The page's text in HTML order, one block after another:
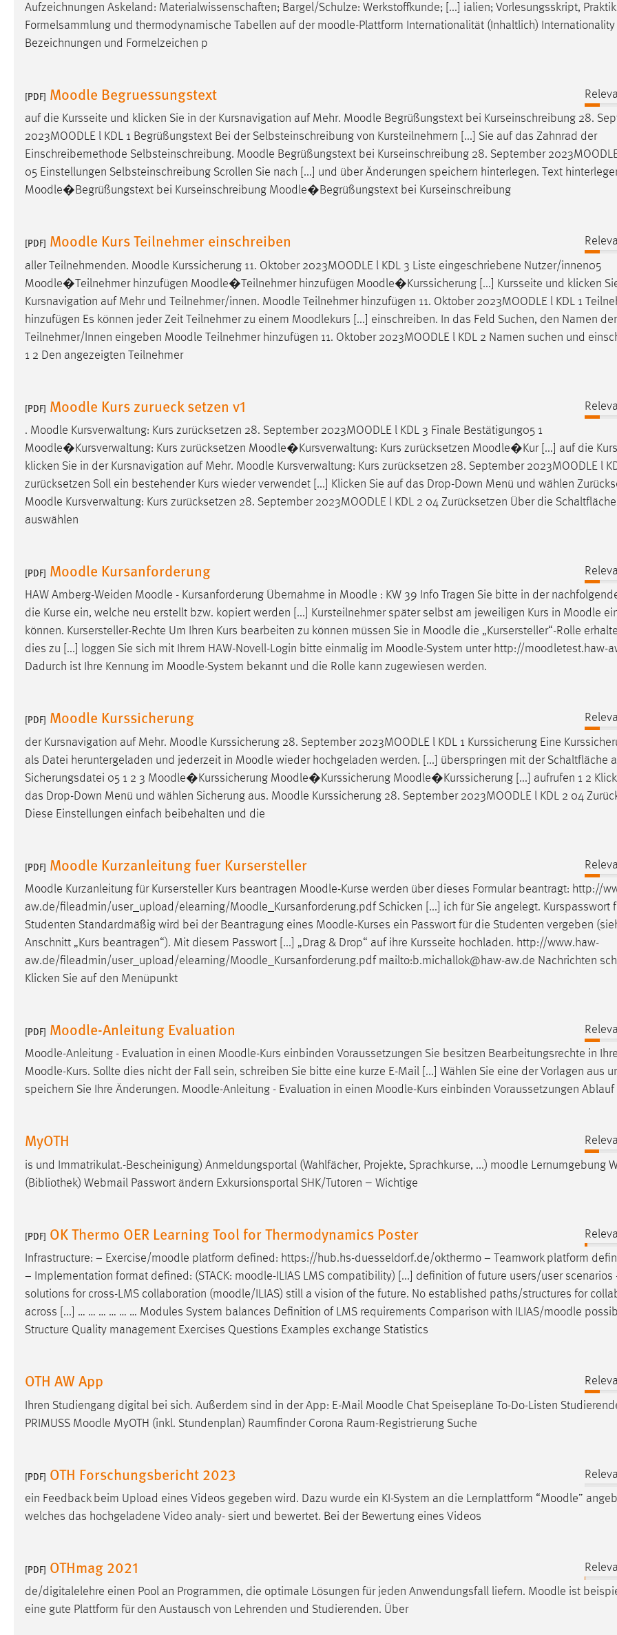
Aufzeichnungen Askeland: Materialwissenschaften; Bargel/Schulze: Werkstoffkunde; [...] ialien; Vorlesungsskript,
Formelsammlung und thermodynamische Tabellen auf der moodle-Plattform Internationalität (Inhaltlich) Internationality
Bezeichnungen und Formelzeichen p
[PDF] Moodle Begruessungstext
auf die Kursseite und klicken Sie in der Kursnavigation auf Mehr. Moodle Begrüßungstext bei Kurseinschreibung 28.
2023MOODLE l KDL 1 Begrüßungstext Bei der Selbsteinschreibung von Kursteilnehmern [...] Sie auf das Zahnrad der
Einschreibemethode Selbsteinschreibung. Moodle Begrüßungstext bei Kurseinschreibung 28. September 2023
05 Einstellungen Selbsteinschreibung Scrollen Sie nach [...] und über Änderungen speichern hinterlegen. Text
Moodle�Begrüßungstext bei Kurseinschreibung Moodle�Begrüßungstext bei Kurseinschreibung
[PDF] Moodle Kurs Teilnehmer einschreiben
aller Teilnehmenden. Moodle Kurssicherung 11. Oktober 2023MOODLE l KDL 3 Liste eingeschriebene Nutzer/innen05
Moodle�Teilnehmer hinzufügen Moodle�Teilnehmer hinzufügen Moodle�Kurssicherung [...] Kursseite und klicken
Kursnavigation auf Mehr und Teilnehmer/innen. Moodle Teilnehmer hinzufügen 11. Oktober 2023MOODLE l KDL 1
hinzufügen Es können jeder Zeit Teilnehmer zu einem Moodlekurs [...] einschreiben. In das Feld Suchen, den Namen der
Teilnehmer/Innen eingeben Moodle Teilnehmer hinzufügen 11. Oktober 2023MOODLE l KDL 2 Namen suchen und
1 2 Den angezeigten Teilnehmer
[PDF] Moodle Kurs zurueck setzen v1
. Moodle Kursverwaltung: Kurs zurücksetzen 28. September 2023MOODLE l KDL 3 Finale Bestätigung05 1
Moodle�Kursverwaltung: Kurs zurücksetzen Moodle�Kursverwaltung: Kurs zurücksetzen Moodle�Kur [...] auf die
klicken Sie in der Kursnavigation auf Mehr. Moodle Kursverwaltung: Kurs zurücksetzen 28. September 2023MOODLE l
zurücksetzen Soll ein bestehender Kurs wieder verwendet [...] Klicken Sie auf das Drop-Down Menü und wählen
Moodle Kursverwaltung: Kurs zurücksetzen 28. September 2023MOODLE l KDL 2 04 Zurücksetzen Über die
auswählen
[PDF] Moodle Kursanforderung
HAW Amberg-Weiden Moodle - Kursanforderung Übernahme in Moodle : KW 39 Info Tragen Sie bitte in der
die Kurse ein, welche neu erstellt bzw. kopiert werden [...] Kursteilnehmer später selbst am jeweiligen Kurs in Moodle
können. Kursersteller-Rechte Um Ihren Kurs bearbeiten zu können müssen Sie in Moodle die „Kursersteller“-Rolle
dies zu [...] loggen Sie sich mit Ihrem HAW-Novell-Login bitte einmalig im Moodle-System unter http://moodletest.haw-
Dadurch ist Ihre Kennung im Moodle-System bekannt und die Rolle kann zugewiesen werden.
[PDF] Moodle Kurssicherung
der Kursnavigation auf Mehr. Moodle Kurssicherung 28. September 2023MOODLE l KDL 1 Kurssicherung Eine
als Datei heruntergeladen und jederzeit in Moodle wieder hochgeladen werden. [...] überspringen mit der Schaltfläche
Sicherungsdatei 05 1 2 3 Moodle�Kurssicherung Moodle�Kurssicherung Moodle�Kurssicherung [...] aufrufen 1 2
das Drop-Down Menü und wählen Sicherung aus. Moodle Kurssicherung 28. September 2023MOODLE l KDL 2 04
Diese Einstellungen einfach beibehalten und die
[PDF] Moodle Kurzanleitung fuer Kursersteller
Moodle Kurzanleitung für Kursersteller Kurs beantragen Moodle-Kurse werden über dieses Formular beantragt: http://
aw.de/fileadmin/user_upload/elearning/Moodle _Kursanforderung.pdf Schicken [...] ich für Sie angelegt. Kurspasswort
Studenten Standardmäßig wird bei der Beantragung eines Moodle-Kurses ein Passwort für die Studenten vergeben
Anschnitt „Kurs beantragen“). Mit diesem Passwort [...] „Drag & Drop“ auf ihre Kursseite hochladen. http://www.haw-
aw.de/fileadmin/user_upload/elearning/Moodle _Kursanforderung.pdf mailto:b.michallok@haw-aw.de Nachrichten
Klicken Sie auf den Menüpunkt
[PDF] Moodle-Anleitung Evaluation
Moodle-Anleitung - Evaluation in einen Moodle-Kurs einbinden Voraussetzungen Sie besitzen Bearbeitungsrechte in
Moodle-Kurs. Sollte dies nicht der Fall sein, schreiben Sie bitte eine kurze E-Mail [...] Wählen Sie eine der Vorlagen aus
speichern Sie Ihre Änderungen. Moodle-Anleitung - Evaluation in einen Moodle-Kurs einbinden Voraussetzungen Ablauf
MyOTH
is und Im­mat­ri­kulat.-Bescheinigung) Anmeldungsportal (Wahlfächer, Projekte, Sprachkurse, ...) moodle Lernumgebung
(Bibliothek) Webmail Passwort ändern Exkursionsportal SHK/Tutoren – Wichtige
[PDF] OK Thermo OER Learning Tool for Thermodynamics Poster
Infrastructure: − Exercise/moodle platform defined: https://hub.hs-duesseldorf.de/okthermo − Teamwork platform
− Implementation format defined: (STACK: moodle-ILIAS LMS compatibility) [...] definition of future users/user scenarios
solutions for cross-LMS collaboration (moodle/ILIAS) still a vision of the future. No established paths/structures for
across [...] … … … … … … Modules System balances Definition of LMS requirements Comparison with ILIAS/moodle
Structure Quality management Exercises Questions Examples exchange Statistics
OTH AW App
Ihren Studiengang digital bei sich. Außerdem sind in der App: E-Mail Moodle Chat Speisepläne To-Do-Listen
PRIMUSS Moodle MyOTH (inkl. Stundenplan) Raumfinder Corona Raum-Registrierung Suche
[PDF] OTH Forschungsbericht 2023
ein Feedback beim Upload eines Videos gegeben wird. Dazu wurde ein KI-System an die Lernplattform “Moodle”
welches das hochgeladene Video analy- siert und bewertet. Bei der Bewertung eines Videos
[PDF] OTHmag 2021
de/digitalelehre einen Pool an Programmen, die optimale Lösungen für jeden Anwendungsfall liefern. Moodle ist
eine gute Plattform für den Austausch von Lehrenden und Studierenden. Über
Name:
MibewSessionID, MIBEW_UserID,
mibew_locale, mibew-chat-frame-style-
5e9dbeb1811c0446
style-5e9dbeb1811c0446 =
Sitzungslaufzeit, mibew_locale = 3
Jahre, MIBEW_UserID = 1 Jahr
Login
Zweck:
Dieser Cookie ist notwendig um sich an
der Website einloggen zu können.
Cookie Laufzeit: 24 Stunden
STATISTIK
Statistik Cookies erfassen Informationen anonym.
Matomo
Name:
Zweck: Zugriffsstatistik
Cookie Laufzeit: Max. 13 Monate
MARKETING
verwendet, um personalisierte Werbung anzuzeigen.
Sie tun dies, indem sie Besucher über Websites
hinweg verfolgen.
Google Ads
Anbieter: Google Ireland Limited
Zweck:
Cookie Laufzeit: 3 Monate
Facebook Pixel
Anbieter: Facebook
Zweck: Conversion-Tracking
Cookie Laufzeit: 3 Monate
EXTERNE MEDIEN
externen Medien Cookies gesetzt.
YouTube